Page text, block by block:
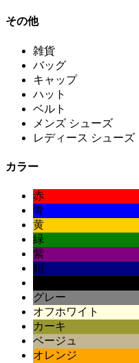
その他
雑貨
バッグ
キャップ
ハット
ベルト
メンズ シューズ
レディース シューズ
カラー
赤
青
黄
緑
紫
紺
グレー
オフホワイト
カーキ
ベージュ
オレンジ